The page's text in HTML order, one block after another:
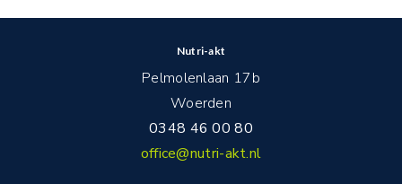
Nutri-akt
Pelmolenlaan 17b
Woerden
0348 46 00 80
office@nutri-akt.nl